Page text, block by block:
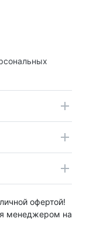
офертой!
менеджером на